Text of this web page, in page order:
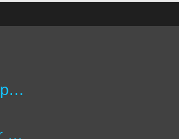
Les 6 conditions pour créer une accroche percutante !
Comment passer d'un Pitch percutant et un pitch inspirant ?